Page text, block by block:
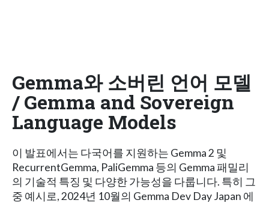
Gemma와 소버린 언어 모델
/ Gemma and Sovereign
Language Models
이 발표에서는 다국어를 지원하는 Gemma 2 및
RecurrentGemma, PaliGemma 등의 Gemma 패밀리
의 기술적 특징 및 다양한 가능성을 다룹니다. 특히 그
중 예시로, 2024년 10월의 Gemma Dev Day Japan 에